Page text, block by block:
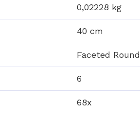
0,02228 kg
40 cm
Faceted Round
6
68x